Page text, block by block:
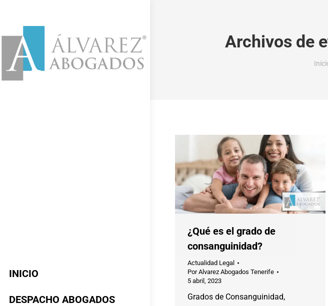
INICIO
DESPACHO ABOGADOS
Archivos de
¿Qué es el grado de
consanguinidad?
Actualidad Legal
PorAlvarez Abogados Tenerife
5 abril, 2023
Grados de Consanguinidad,